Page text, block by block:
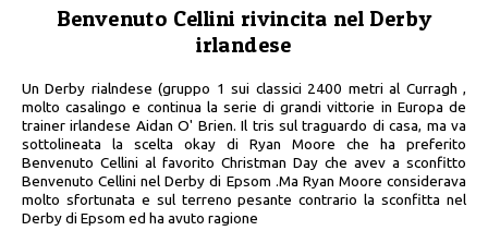
Benvenuto Cellini rivincita nel Derby
irlandese
Un Derby rialndese (gruppo 1 sui classici 2400 metri al Curragh ,
molto casalingo e continua la serie di grandi vittorie in Europa de
trainer irlandese Aidan O' Brien. Il tris sul traguardo di casa, ma va
sottolineata la scelta okay di Ryan Moore che ha preferito
Benvenuto Cellini al favorito Christman Day che avev a sconfitto
Benvenuto Cellini nel Derby di Epsom .Ma Ryan Moore considerava
molto sfortunata e sul terreno pesante contrario la sconfitta nel
Derby di Epsom ed ha avuto ragione